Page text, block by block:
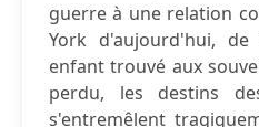
guerre à une relation
York d'aujourd'hui,
enfant trouvé aux
perdu, les destins
s'entremêlent